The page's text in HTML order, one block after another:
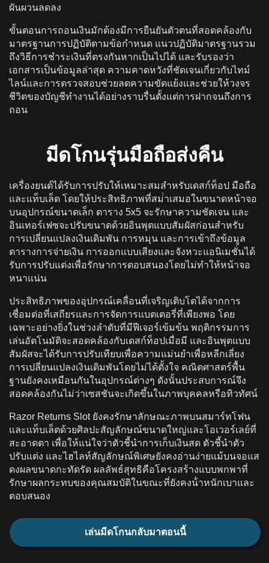
ผันผวนลดลง
ขั้นตอนการถอนเงินมักต้องมีการยืนยันตัวตนที่สอดคล้องกับ
มาตรฐานการปฏิบัติตามข้อกําหนด แนวปฏิบัติมาตรฐานรวม
ถึงวิธีการชําระเงินที่ตรงกันหากเป็นไปได้ และรับรองว่า
เอกสารเป็นข้อมูลล่าสุด ความคาดหวังที่ชัดเจนเกี่ยวกับไทม์
ไลน์และการตรวจสอบช่วยลดความขัดแย้งและช่วยให้วงจร
ชีวิตของบัญชีทํางานได้อย่างราบรื่นตั้งแต่การฝากจนถึงการ
ถอน
มีดโกนรุ่นมือถือส่งคืน
เครื่องยนต์ได้รับการปรับให้เหมาะสมสําหรับเดสก์ท็อป มือถือ
และแท็บเล็ต โดยให้ประสิทธิภาพที่สม่ําเสมอในขนาดหน้าจอ
บนอุปกรณ์ขนาดเล็ก ตาราง 5x5 จะรักษาความชัดเจน และ
อินเทอร์เฟซจะปรับขนาดด้วยอินพุตแบบสัมผัสก่อนสําหรับ
การเปลี่ยนแปลงเงินเดิมพัน การหมุน และการเข้าถึงข้อมูล
ตารางการจ่ายเงิน การออกแบบเสียงและจังหวะแอนิเมชั่นได้
รับการปรับแต่งเพื่อรักษาการตอบสนองโดยไม่ทําให้หน้าจอ
หนาแน่น
ประสิทธิภาพของอุปกรณ์เคลื่อนที่เจริญเติบโตได้จากการ
เชื่อมต่อที่เสถียรและการจัดการแบตเตอรี่ที่เพียงพอ โดย
เฉพาะอย่างยิ่งในช่วงลําดับที่มีฟีเจอร์เข้มข้น พฤติกรรมการ
เล่นอัตโนมัติจะสอดคล้องกับเดสก์ท็อปเมื่อมี และอินพุตแบบ
สัมผัสจะได้รับการปรับเทียบเพื่อความแม่นยําเพื่อหลีกเลี่ยง
การเปลี่ยนแปลงเงินเดิมพันโดยไม่ได้ตั้งใจ คณิตศาสตร์พื้น
ฐานยังคงเหมือนกันในอุปกรณ์ต่างๆ ดังนั้นประสบการณ์จึง
สอดคล้องกันไม่ว่าเซสชันจะเกิดขึ้นในภาพบุคคลหรือทิวทัศน์
Razor Returns Slot ยังคงรักษาลักษณะภาพบนสมาร์ทโฟน
และแท็บเล็ตด้วยศิลปะสัญลักษณ์ขนาดใหญ่และโอเวอร์เลย์ที่
สะอาดตา เพื่อให้แน่ใจว่าตัวชี้นําการเก็บเงินสด ตัวชี้นําตัว
ปรับแต่ง และไฮไลท์สัญลักษณ์พิเศษยังคงอ่านง่ายแม้บนจอแส
ดงผลขนาดกะทัดรัด ผลลัพธ์สุทธิคือโครงสร้างแบบพกพาที่
รักษาผลกระทบของคุณสมบัติในขณะที่ยังคงน้ําหนักเบาและ
ตอบสนอง
เล่นมีดโกนกลับมาตอนนี้